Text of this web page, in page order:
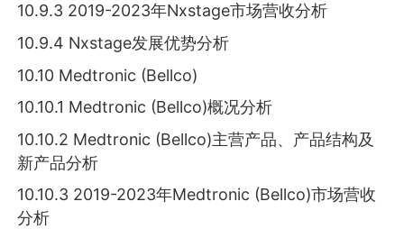
10.9.3 2019-2023年Nxstage市场营收分析
10.9.4 Nxstage发展优势分析
10.10 Medtronic (Bellco)
10.10.1 Medtronic (Bellco)概况分析
10.10.2 Medtronic (Bellco)主营产品、产品结构及
新产品分析
10.10.3 2019-2023年Medtronic (Bellco)市场营收
分析